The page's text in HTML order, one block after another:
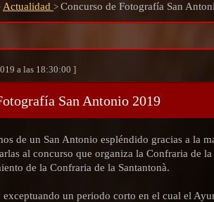
Actualidad > Concurso de Fotografía San
a las 18:30:00 ]
San Antonio 2019
de un San Antonio espléndido gracias a la
al concurso que organiza la Confraria de
de la Confraria de la Santantonà.
exceptuando un periodo corto en el cual el